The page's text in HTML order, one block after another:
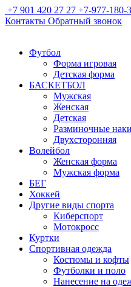
+7 901 420 27 27 +7-977-180-
Контакты Обратный звонок
Футбол
Форма игровая
Детская форма
БАСКЕТБОЛ
Мужская
Женская
Детская
Разминочные
Двухсторонняя
Волейбол
Женская форма
Мужская форма
БЕГ
Хоккей
Другие виды спорта
Киберспорт
Мотокросс
Куртки
Спортивная одежда
Костюмы и кофты
Футболки и поло
Нанесение на